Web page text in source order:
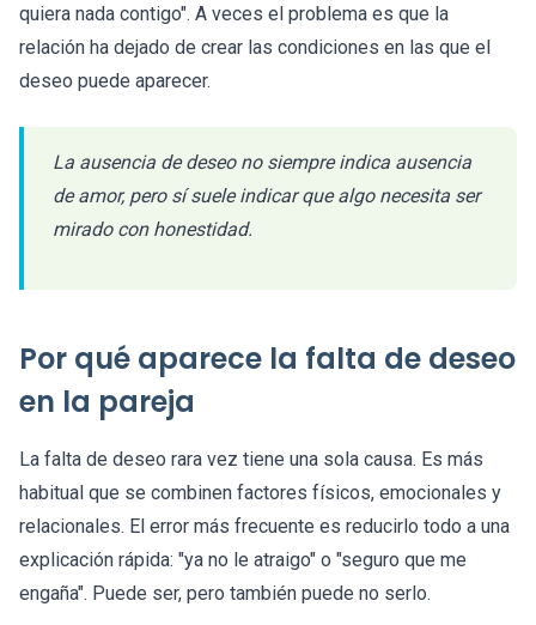
quiera nada contigo". A veces el problema es que la
relación ha dejado de crear las condiciones en las que el
deseo puede aparecer.
La ausencia de deseo no siempre indica ausencia
de amor, pero sí suele indicar que algo necesita ser
mirado con honestidad.
Por qué aparece la falta de deseo
en la pareja
La falta de deseo rara vez tiene una sola causa. Es más
habitual que se combinen factores físicos, emocionales y
relacionales. El error más frecuente es reducirlo todo a una
explicación rápida: "ya no le atraigo" o "seguro que me
engaña". Puede ser, pero también puede no serlo.